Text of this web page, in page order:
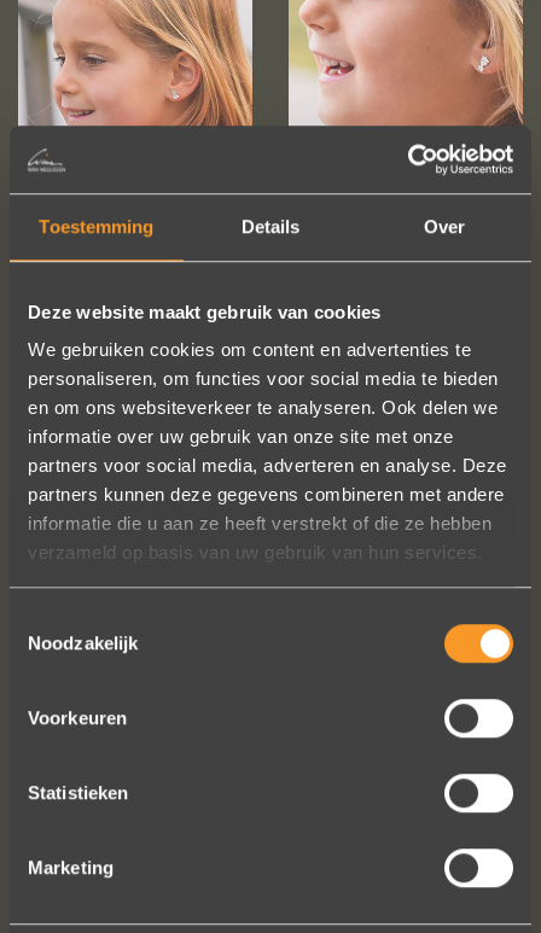
Toestemming Details Over
Deze website maakt gebruik van cookies
We gebruiken cookies om content en advertenties te
personaliseren, om functies voor social media te bieden
en om ons websiteverkeer te analyseren. Ook delen we
informatie over uw gebruik van onze site met onze
partners voor social media, adverteren en analyse. Deze
partners kunnen deze gegevens combineren met andere
informatie die u aan ze heeft verstrekt of die ze hebben
verzameld op basis van uw gebruik van hun services.
Noodzakelijk
Voorkeuren
Statistieken
Marketing
€ 145,-